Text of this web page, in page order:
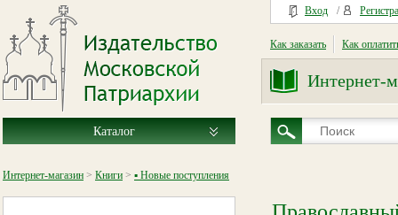
Вход /
Как заказать Как
Интернет-
Каталог
Интернет-магазин > Книги > ▪ Новые поступления